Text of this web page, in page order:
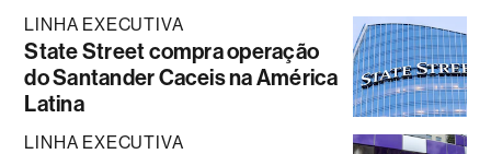
LINHA EXECUTIVA
State Street compra operação
do Santander Caceis na América
Latina
LINHA EXECUTIVA